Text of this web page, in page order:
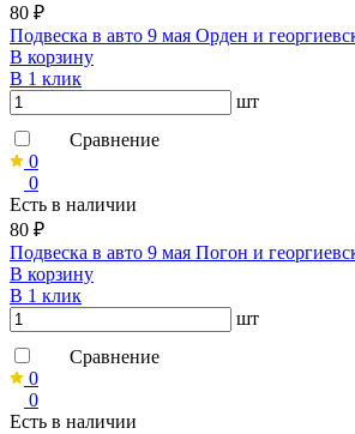
80 ₽
Подвеска в авто 9 мая Орден и
В корзину
В 1 клик
шт
Сравнение
0
0
Есть в наличии
80 ₽
Подвеска в авто 9 мая Погон и
В корзину
В 1 клик
шт
Сравнение
0
0
Есть в наличии